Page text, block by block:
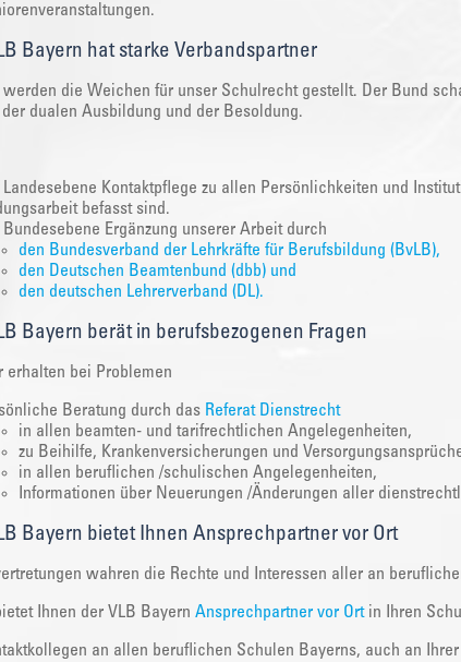
Bayern hat starke Verbandspartner
werden die Weichen für unser Schulrecht gestellt. Der Bund
der dualen Ausbildung und der Besoldung.
Landesebene Kontaktpflege zu allen Persönlichkeiten und
befasst sind.
Ergänzung unserer Arbeit durch
den Bundesverband der Lehrkräfte für Berufsbildung (BvLB),
den Deutschen Beamtenbund (dbb) und
den deutschen Lehrerverband (DL).
Bayern berät in berufsbezogenen Fragen
erhalten bei Problemen
Beratung durch das Referat Dienstrecht
in allen beamten- und tarifrechtlichen Angelegenheiten,
zu Beihilfe, Krankenversicherungen und
in allen beruflichen /schulischen Angelegenheiten,
Informationen über Neuerungen /Änderungen aller
Bayern bietet Ihnen Ansprechpartner vor Ort
wahren die Rechte und Interessen aller an
Ihnen der VLB Bayern Ansprechpartner vor Ortin Ihren
an allen beruflichen Schulen Bayerns, auch an